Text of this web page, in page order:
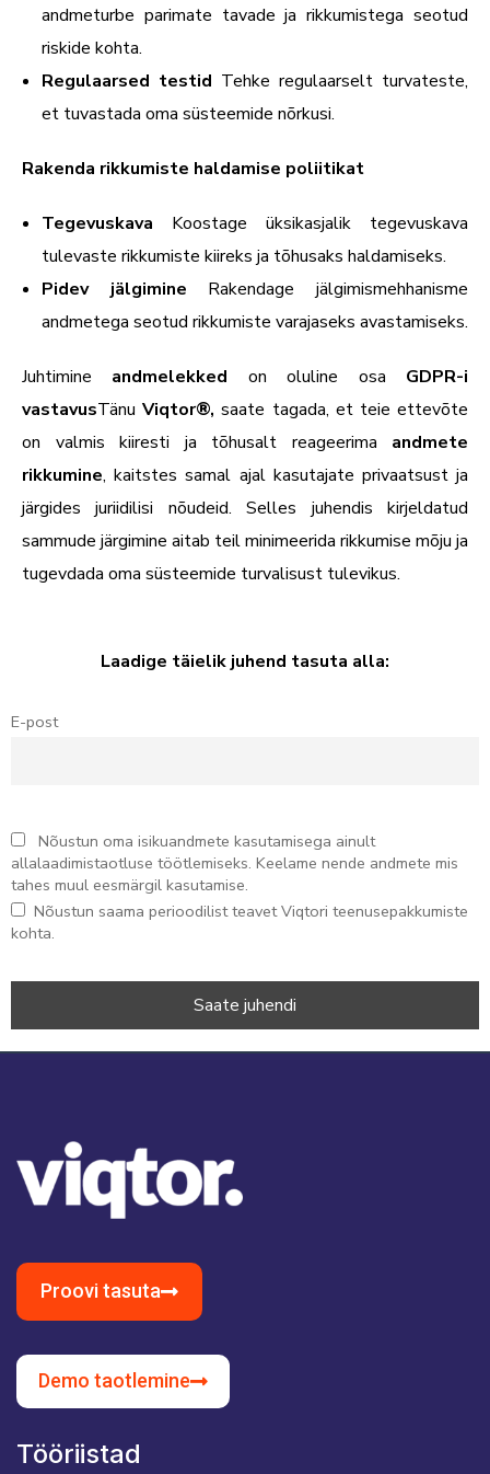
andmeturbe parimate tavade ja rikkumistega seotud
riskide kohta.
Regulaarsed testid Tehke regulaarselt turvateste,
et tuvastada oma süsteemide nõrkusi.
Rakenda rikkumiste haldamise poliitikat
Tegevuskava Koostage üksikasjalik tegevuskava
tulevaste rikkumiste kiireks ja tõhusaks haldamiseks.
Pidev jälgimine Rakendage jälgimismehhanisme
andmetega seotud rikkumiste varajaseks avastamiseks.
Juhtimine andmelekked on oluline osa GDPR-i
vastavusTänuViqtor®, saate tagada, et teie ettevõte
on valmis kiiresti ja tõhusalt reageerima andmete
rikkumine, kaitstes samal ajal kasutajate privaatsust ja
järgides juriidilisi nõudeid. Selles juhendis kirjeldatud
sammude järgimine aitab teil minimeerida rikkumise mõju ja
tugevdada oma süsteemide turvalisust tulevikus.
Laadige täielik juhend tasuta alla:
E-post
Nõustun oma isikuandmete kasutamisega ainult
allalaadimistaotluse töötlemiseks. Keelame nende andmete mis
tahes muul eesmärgil kasutamise.
Nõustun saama perioodilist teavet Viqtori teenusepakkumiste
kohta.
Proovi tasuta
Demo taotlemine
Tööriistad